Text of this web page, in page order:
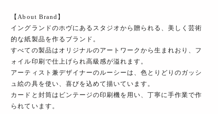
【About Brand】
イングランドのホヴにあるスタジオから贈られる、美しく芸術
的な紙製品を作るブランド。
すべての製品はオリジナルのアートワークから生まれおり、フ
ォイル印刷で仕上げられ高級感が溢れます。
アーティスト兼デザイナーのルーシーは、色とりどりのガッシ
ュ絵の具を使い、喜びを込めて描いています。
カードと封筒はビンテージの印刷機を用い、丁寧に手作業で作
られています。